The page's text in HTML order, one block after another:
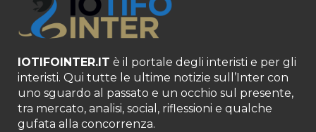
IOTIFOINTER.IT è il portale degli interisti e per gli
interisti. Qui tutte le ultime notizie sull’Inter con
uno sguardo al passato e un occhio sul presente,
tra mercato, analisi, social, riflessioni e qualche
gufata alla concorrenza.